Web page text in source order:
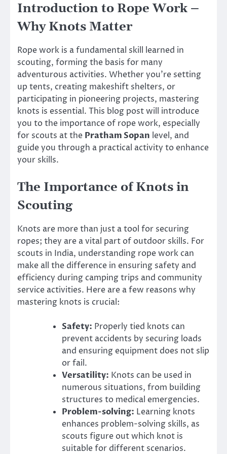
Introduction to Rope Work –
Why Knots Matter
Rope work is a fundamental skill learned in
scouting, forming the basis for many
adventurous activities. Whether you’re setting
up tents, creating makeshift shelters, or
participating in pioneering projects, mastering
knots is essential. This blog post will introduce
you to the importance of rope work, especially
for scouts at the Pratham Sopan level, and
guide you through a practical activity to enhance
your skills.
The Importance of Knots in
Scouting
Knots are more than just a tool for securing
ropes; they are a vital part of outdoor skills. For
scouts in India, understanding rope work can
make all the difference in ensuring safety and
efficiency during camping trips and community
service activities. Here are a few reasons why
mastering knots is crucial:
Safety: Properly tied knots can
prevent accidents by securing loads
and ensuring equipment does not slip
or fail.
Versatility: Knots can be used in
numerous situations, from building
structures to medical emergencies.
Problem-solving: Learning knots
enhances problem-solving skills, as
scouts figure out which knot is
suitable for different scenarios.